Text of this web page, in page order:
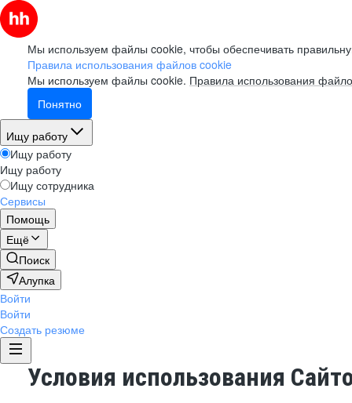
Мы используем файлы cookie, чтобы обеспечивать
Правила использования файлов cookie
Мы используем файлы cookie. Правила использования
Понятно
Ищу работу
Ищу работу
Ищу работу
Ищу сотрудника
Сервисы
Помощь
Ещё
Поиск
Алупка
Войти
Войти
Создать резюме
Условия использования